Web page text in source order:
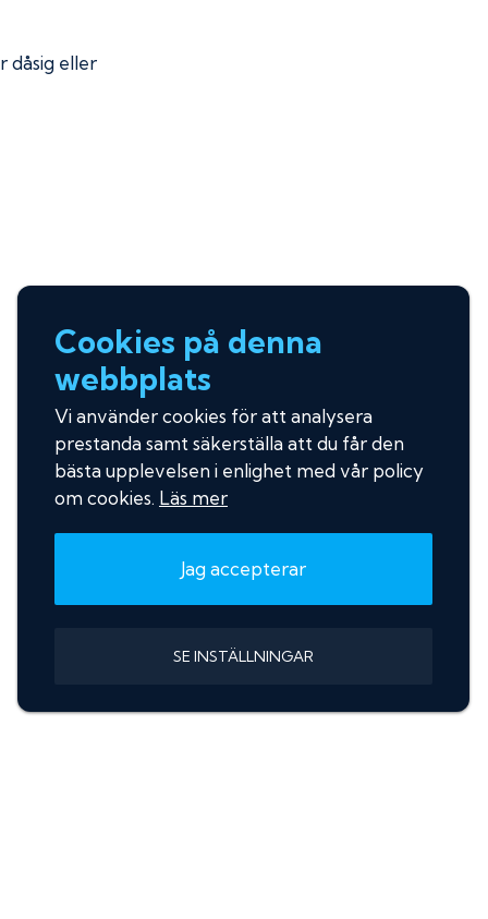
dåsig eller
Cookies på denna
webbplats
Vi använder cookies för att analysera
prestanda samt säkerställa att du får den
bästa upplevelsen i enlighet med vår policy
om cookies. Läs mer
Jag accepterar
SE INSTÄLLNINGAR